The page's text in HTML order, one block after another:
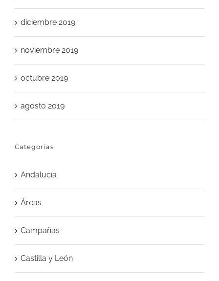
diciembre 2019
noviembre 2019
octubre 2019
agosto 2019
Categorías
Andalucía
Áreas
Campañas
Castilla y León